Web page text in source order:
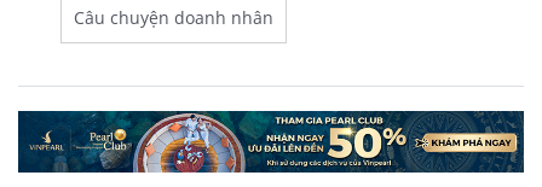
Câu chuyện doanh nhân